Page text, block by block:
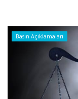
Basın Açıklamaları